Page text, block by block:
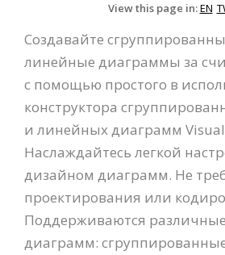
View this page in:EN
Создавайте
линейные диаграммы за
с помощью простого в
конструктора
и линейных диаграмм
Наслаждайтесь легкой
дизайном диаграмм. Не
проектирования или
Поддерживаются
диаграмм: